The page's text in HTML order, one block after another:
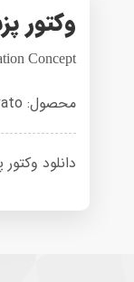
وکتور
Concept
محصول: elements.envato
دانلود وکتور